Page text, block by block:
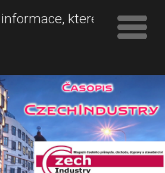
které